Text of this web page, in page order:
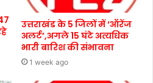
उत्तराखंड के 5 जिलों में ‘ऑरेंज
अलर्ट’,अगले 15 घंटे अत्यधिक
भारी बारिश की संभावना
1 week ago